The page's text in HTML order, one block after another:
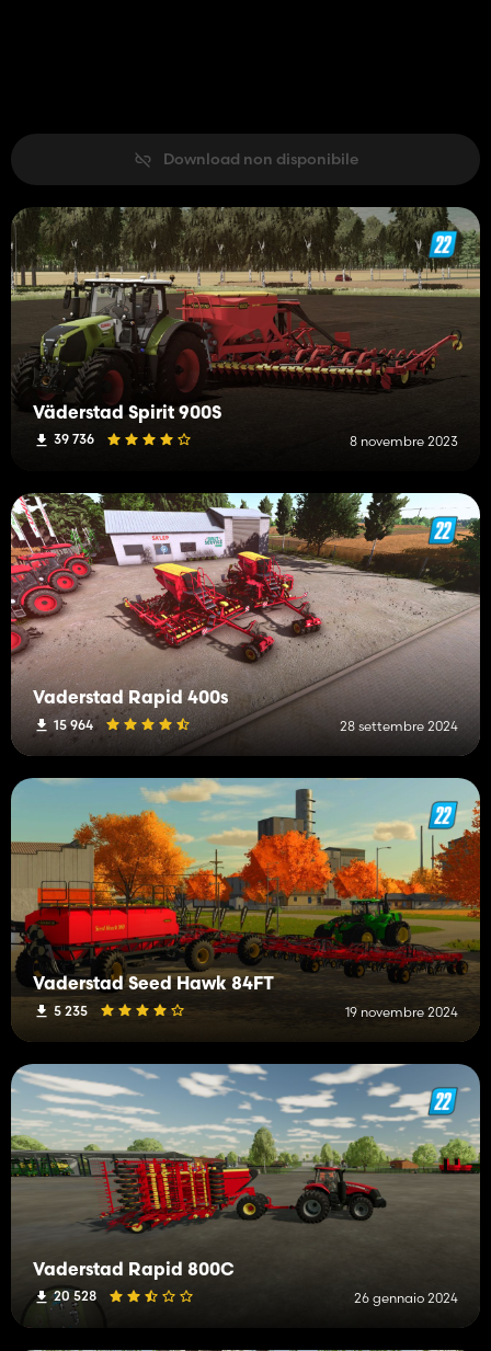
Download non disponibile
Väderstad Spirit 900S
39 736 8 novembre 2023
Vaderstad Rapid 400s
15 964 28 settembre 2024
Vaderstad Seed Hawk 84FT
5 235 19 novembre 2024
Vaderstad Rapid 800C
20 528 26 gennaio 2024